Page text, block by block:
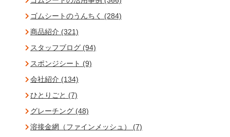
ゴムシートのうんちく (284)
商品紹介 (321)
スタッフブログ (94)
スポンジシート (9)
会社紹介 (134)
ひとりごと (7)
グレーチング (48)
溶接金網（ファインメッシュ） (7)